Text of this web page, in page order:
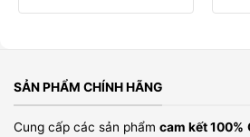
SẢN PHẨM CHÍNH HÃNG
Cung cấp các sản phẩm cam kết 100%